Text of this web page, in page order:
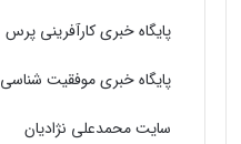
پایگاه خبری کارآفرینی پرس
پایگاه خبری موفقیت شناسی
سایت محمدعلی نژادیان